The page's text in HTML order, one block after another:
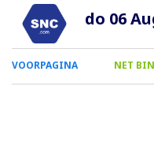
do 06
0
Smartphone
VOORPAGINA NET